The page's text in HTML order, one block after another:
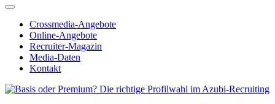
Crossmedia-Angebote
Online-Angebote
Recruiter-Magazin
Media-Daten
Kontakt